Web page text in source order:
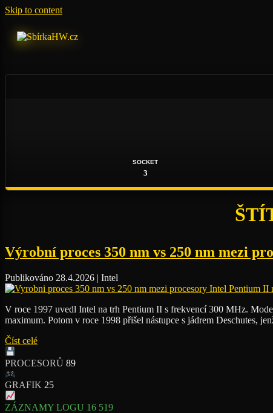
Skip to content
SOCKET
3
Výrobní proces 350 nm vs 250 nm mezi
Publikováno 28.4.2026 | Intel
V roce 1997 uvedl Intel na trh Pentium II s frekvencí 300 MHz.
maximum. Potom v roce 1998 přišel nástupce s jádrem Deschutes,
Číst celé
PROCESORŮ 89
GRAFIK 25
ZÁZNAMY LOGU 16 519